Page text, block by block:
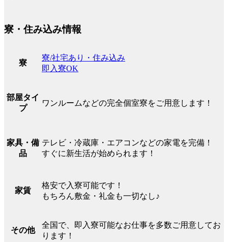
寮・住み込み情報
寮
寮/社宅あり・住み込み
即入寮OK
部屋タイ
プ
ワンルームなどの完全個室寮をご用意します！
家具・備
品
テレビ・冷蔵庫・エアコンなどの家電を完備！
すぐに新生活が始められます！
家賃
格安で入寮可能です！
もちろん敷金・礼金も一切なし♪
その他
全国で、即入寮可能なお仕事を多数ご用意してお
ります！